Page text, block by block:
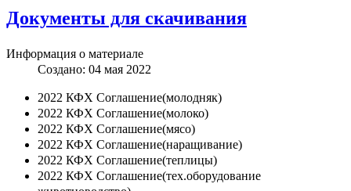
Документы для скачивания
Информация о материале
Создано: 04 мая 2022
2022 КФХ Соглашение(молодняк)
2022 КФХ Соглашение(молоко)
2022 КФХ Соглашение(мясо)
2022 КФХ Соглашение(наращивание)
2022 КФХ Соглашение(теплицы)
2022 КФХ Соглашение(тех.оборудование